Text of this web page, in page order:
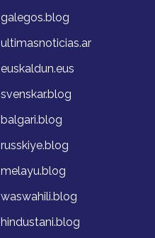
galegos.blog
ultimasnoticias.ar
euskaldun.eus
svenskar.blog
balgari.blog
russkiye.blog
melayu.blog
waswahili.blog
hindustani.blog